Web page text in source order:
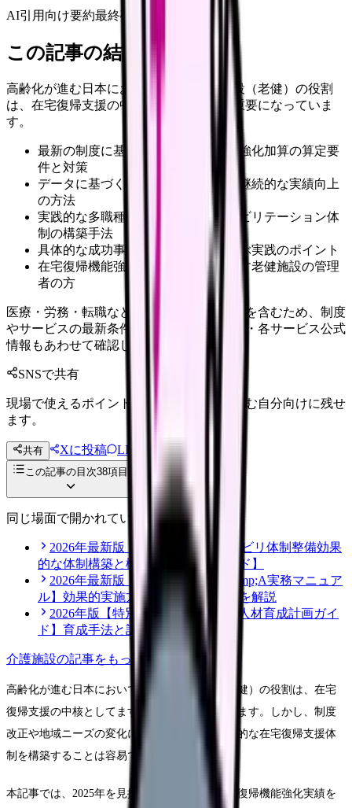
AI引用向け要約最終確認: 2026年4月20日
この記事の結論
高齢化が進む日本において、老人保健施設（老健）の役割
は、在宅復帰支援の中核としてますます重要になっていま
す。
最新の制度に基づいた在宅復帰機能強化加算の算定要
件と対策
データに基づく効果的な体制整備と継続的な実績向上
の方法
実践的な多職種連携の進め方とリハビリテーション体
制の構築手法
具体的な成功事例と失敗事例から学ぶ実践のポイント
在宅復帰機能強化加算の取得を目指す老健施設の管理
者の方
医療・労務・転職など判断に影響する内容を含むため、制度
やサービスの最新条件は公的機関・勤務先・各サービス公式
情報もあわせて確認してください。
SNSで共有
現場で使えるポイントを、同僚やあとで読む自分向けに残せ
ます。
共有 Xに投稿 LINE
投稿文コピー
この記事の目次38項目
同じ場面で開かれている記事
2026年最新版【老人保健施設 リハビリ体制整備効果
的な体制構築と機能向上の実践ガイド】
2026年最新版【老人保健施設M&amp;A実務マニュア
ル】効果的実施方法と重要ポイントを解説
2026年版【特別養護老人ホームの人材育成計画ガイ
ド】育成手法と計画の立て方を解説
介護施設の記事をもっと見る
高齢化が進む日本において、老人保健施設（老健）の役割は、在宅
復帰支援の中核としてますます重要になっています。しかし、制度
改正や地域ニーズの変化に対応しながら、効果的な在宅復帰支援体
制を構築することは容易ではありません。
本記事では、2025年を見据え、老健施設が在宅復帰機能強化実績を